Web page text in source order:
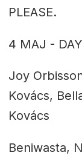
PLEASE.
4 MAJ -
Joy
Kovács,
Kovács
Beniwasta,